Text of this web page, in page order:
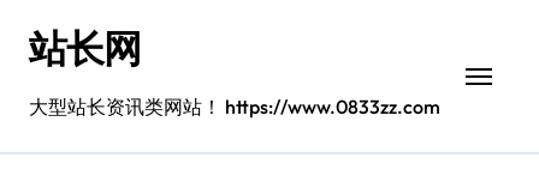
站长网
大型站长资讯类网站！ https://www.0833zz.com